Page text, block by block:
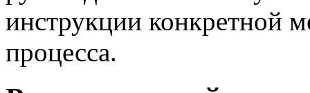
инструкции конкретной
процесса.